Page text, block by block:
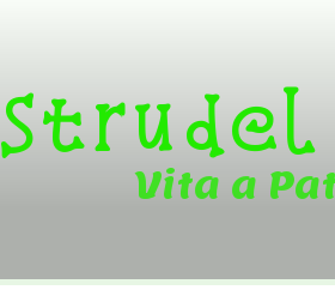
Vita a